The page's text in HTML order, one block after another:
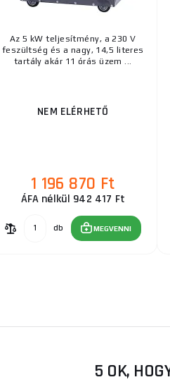
Az 5 kW teljesítmény, a 230 V
feszültség és a nagy, 14,5 literes
tartály akár 11 órás üzem ...
NEM ELÉRHETŐ
1 196 870 Ft
ÁFA nélkül 942 417 Ft
db MEGVENNI
5 OK,